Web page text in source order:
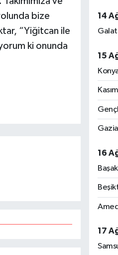
bize
“Yiğitcan ile
ki onunda
14
15
16
17